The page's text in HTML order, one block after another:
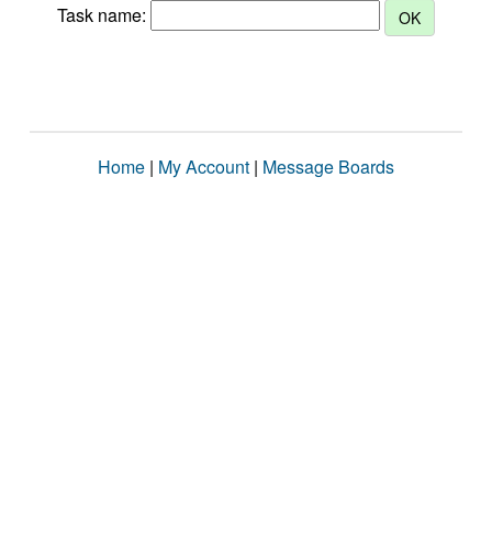
Task name:
Home | My Account | Message Boards